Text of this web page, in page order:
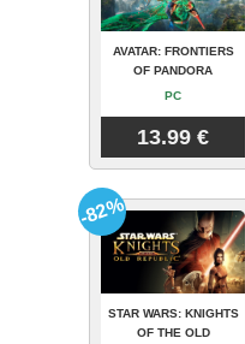
AVATAR: FRONTIERS
OF PANDORA
PC
13.99 €
STAR WARS: KNIGHTS
OF THE OLD
-82%